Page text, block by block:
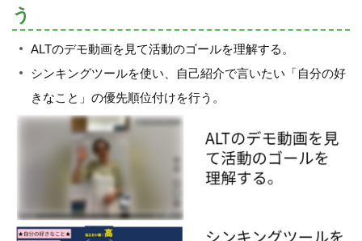
う
ALTのデモ動画を見て活動のゴールを理解する。
シンキングツールを使い、自己紹介で言いたい「自分の好
きなこと」の優先順位付けを行う。